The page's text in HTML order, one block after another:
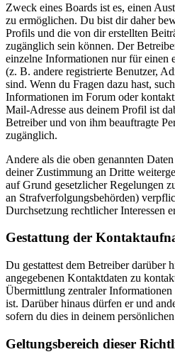
Zweck eines Boards ist es, einen
zu ermöglichen. Du bist dir daher
Profils und die von dir erstellten
zugänglich sein können. Der
einzelne Informationen nur für einen
(z. B. andere registrierte Benutzer,
sind. Wenn du Fragen dazu hast,
Informationen im Forum oder
Mail-Adresse aus deinem Profil ist
Betreiber und von ihm beauftragte
zugänglich.
Andere als die oben genannten
deiner Zustimmung an Dritte
auf Grund gesetzlicher Regelungen
an Strafverfolgungsbehörden)
Durchsetzung rechtlicher Interessen
Gestattung der
Du gestattest dem Betreiber darüber
angegebenen Kontaktdaten zu
Übermittlung zentraler
ist. Darüber hinaus dürfen er und
sofern du dies in deinem
Geltungsbereich dieser